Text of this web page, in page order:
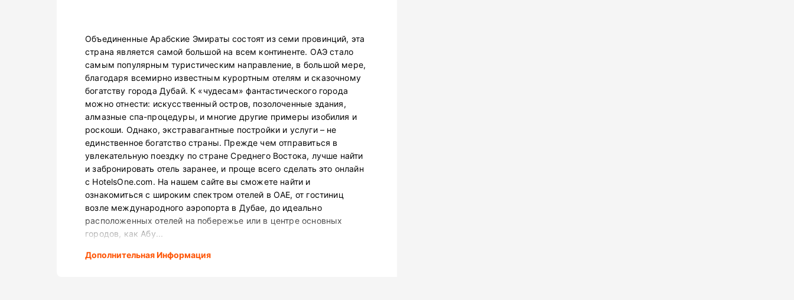
Объединенные Арабские Эмираты состоят из семи провинций, эта
страна является самой большой на всем континенте. ОАЭ стало
самым популярным туристическим направление, в большой мере,
благодаря всемирно известным курортным отелям и сказочному
богатству города Дубай. К «чудесам» фантастического города
можно отнести: искусственный остров, позолоченные здания,
алмазные спа-процедуры, и многие другие примеры изобилия и
роскоши. Однако, экстравагантные постройки и услуги – не
единственное богатство страны. Прежде чем отправиться в
увлекательную поездку по стране Среднего Востока, лучше найти
и забронировать отель заранее, и проще всего сделать это онлайн
с HotelsOne.com. На нашем сайте вы сможете найти и
ознакомиться с широким спектром отелей в ОАЕ, от гостиниц
возле международного аэропорта в Дубае, до идеально
расположенных отелей на побережье или в центре основных
городов, как Абу...
Дополнительная Информация